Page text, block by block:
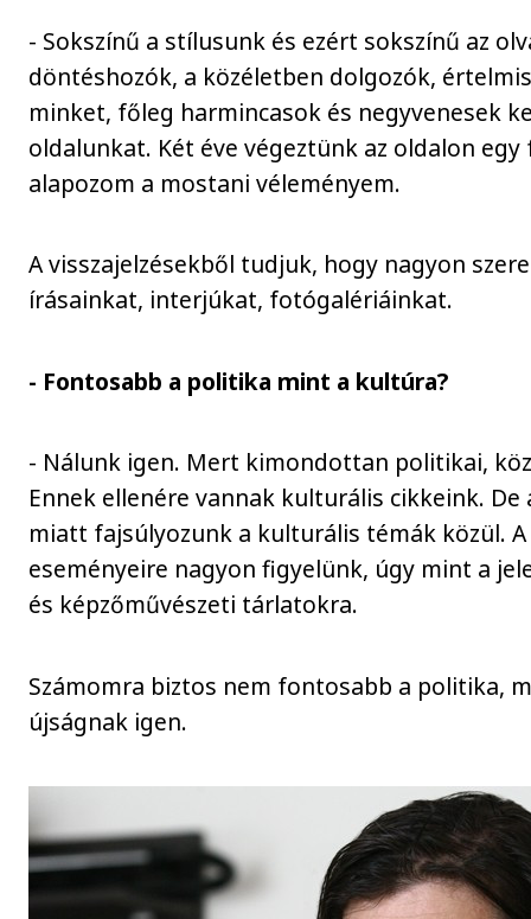
- Sokszínű a stílusunk és ezért sokszínű az
döntéshozók, a közéletben dolgozók,
minket, főleg harmincasok és negyvenesek
oldalunkat. Két éve végeztünk az oldalon
alapozom a mostani véleményem.
A visszajelzésekből tudjuk, hogy nagyon
írásainkat, interjúkat, fotógalériáinkat.
- Fontosabb a politika mint a kultúra?
- Nálunk igen. Mert kimondottan politikai,
Ennek ellenére vannak kulturális cikkeink. De
miatt fajsúlyozunk a kulturális témák közül. A
eseményeire nagyon figyelünk, úgy mint a
és képzőművészeti tárlatokra.
Számomra biztos nem fontosabb a politika,
újságnak igen.